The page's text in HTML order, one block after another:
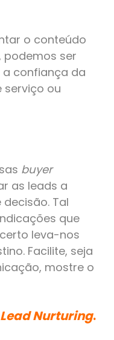
o conteúdo
ser
a confiança da
ou
buyer
as leads a
Tal
que
leva-nos
Facilite, seja
mostre o
Lead Nurturing.